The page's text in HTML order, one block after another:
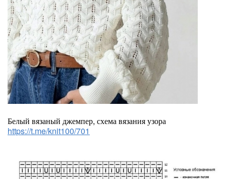
Белый вязаный джемпер, схема вязания узора
https://t.me/knit100/701